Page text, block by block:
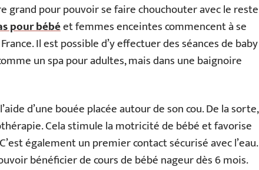
grand pour pouvoir se faire chouchouter avec le reste
pour bébéet femmes enceintes commencent à se
Il est possible d’y effectuer des séances de baby
un spa pour adultes, mais dans une baignoire
d’une bouée placée autour de son cou. De la sorte,
Cela stimule la motricité de bébé et favorise
également un premier contact sécurisé avec l’eau.
bénéficier de cours de bébé nageur dès 6 mois.